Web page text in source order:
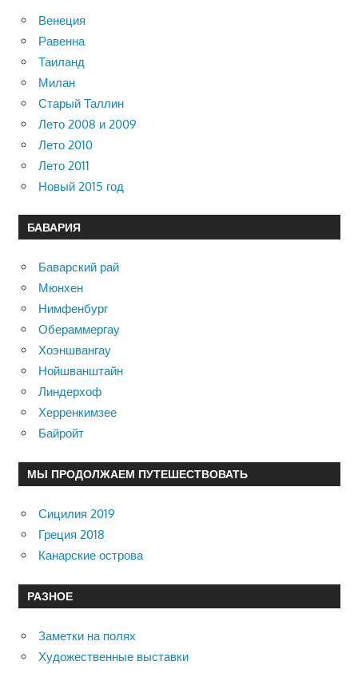
Венеция
Равенна
Таиланд
Милан
Старый Таллин
Лето 2008 и 2009
Лето 2010
Лето 2011
Новый 2015 год
БАВАРИЯ
Баварский рай
Мюнхен
Нимфенбург
Обераммергау
Хоэншвангау
Нойшванштайн
Линдерхоф
Херренкимзее
Байройт
МЫ ПРОДОЛЖАЕМ ПУТЕШЕСТВОВАТЬ
Сицилия 2019
Греция 2018
Канарские острова
РАЗНОЕ
Заметки на полях
Художественные выставки